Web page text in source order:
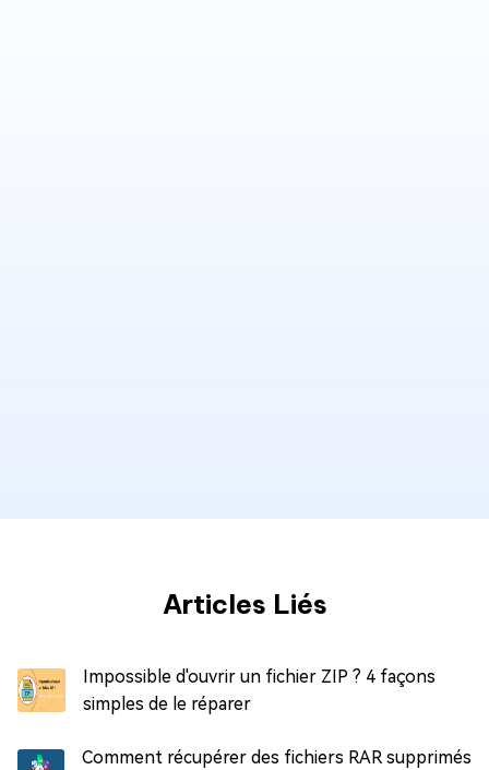
Articles Liés
Impossible d'ouvrir un fichier ZIP ? 4 façons
simples de le réparer
Comment récupérer des fichiers RAR supprimés